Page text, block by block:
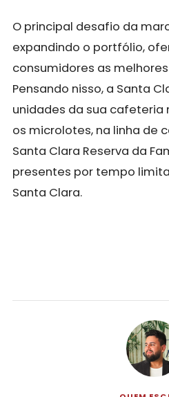
O principal desafio da
expandindo o portfólio,
consumidores as
Pensando nisso, a Santa
unidades da sua cafeteria
os microlotes, na linha de
Santa Clara Reserva da
presentes por tempo
Santa Clara.